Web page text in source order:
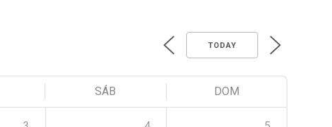
TODAY
SÁB DOM